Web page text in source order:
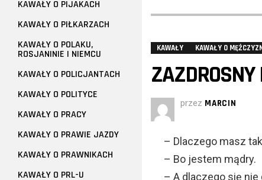
KAWAŁY KAWAŁY O
ZAZDROSNY
przez MARCIN
– Dlaczego masz
– Bo jestem mądry.
– A dlaczego się nie
KAWAŁY O PIJAKACH
KAWAŁY O PIŁKARZACH
KAWAŁY O POLAKU,
ROSJANINIE I NIEMCU
KAWAŁY O POLICJANTACH
KAWAŁY O POLITYCE
KAWAŁY O PRACY
KAWAŁY O PRAWIE JAZDY
KAWAŁY O PRAWNIKACH
KAWAŁY O PRL-U